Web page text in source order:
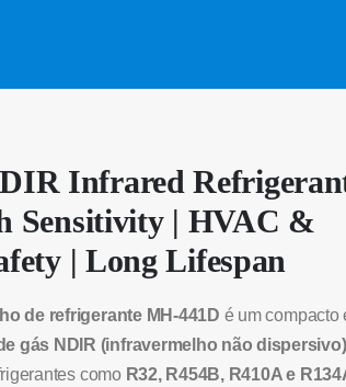
Infrared
Sensitivity | HVAC &
| Long Lifespan
de refrigerante MH-441D é um compacto
gás NDIR (infravermelho não dispersivo)
como R32, R454B, R410A e